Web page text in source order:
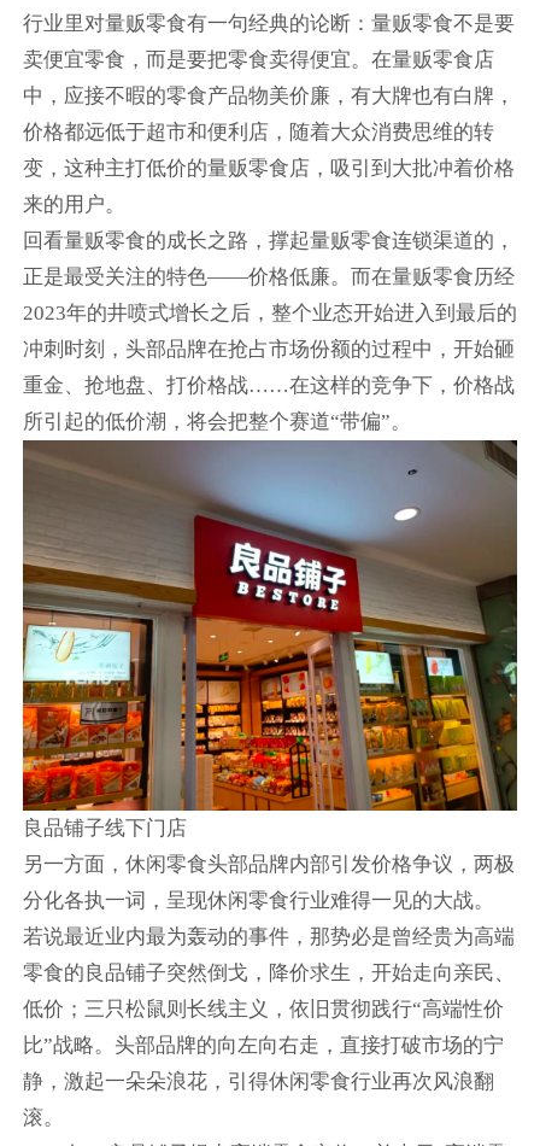
行业里对量贩零食有一句经典的论断：量贩零食不是要
卖便宜零食，而是要把零食卖得便宜。在量贩零食店
中，应接不暇的零食产品物美价廉，有大牌也有白牌，
价格都远低于超市和便利店，随着大众消费思维的转
变，这种主打低价的量贩零食店，吸引到大批冲着价格
来的用户。
回看量贩零食的成长之路，撑起量贩零食连锁渠道的，
正是最受关注的特色——价格低廉。而在量贩零食历经
2023年的井喷式增长之后，整个业态开始进入到最后的
冲刺时刻，头部品牌在抢占市场份额的过程中，开始砸
重金、抢地盘、打价格战……在这样的竞争下，价格战
所引起的低价潮，将会把整个赛道“带偏”。
良品铺子线下门店
另一方面，休闲零食头部品牌内部引发价格争议，两极
分化各执一词，呈现休闲零食行业难得一见的大战。
若说最近业内最为轰动的事件，那势必是曾经贵为高端
零食的良品铺子突然倒戈，降价求生，开始走向亲民、
低价；三只松鼠则长线主义，依旧贯彻践行“高端性价
比”战略。头部品牌的向左向右走，直接打破市场的宁
静，激起一朵朵浪花，引得休闲零食行业再次风浪翻
滚。